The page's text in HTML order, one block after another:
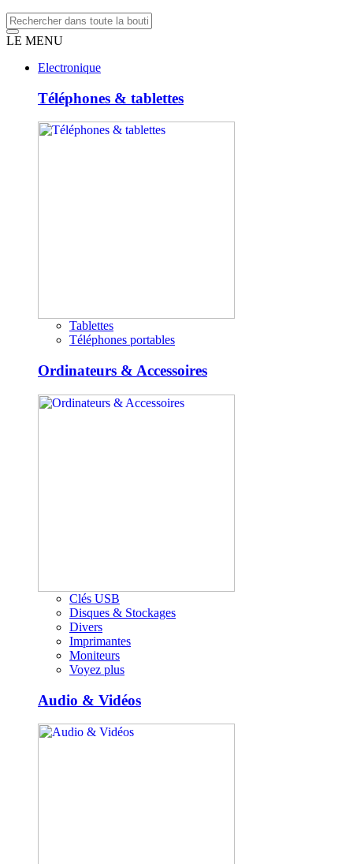
LE MENU
Electronique
Téléphones & tablettes
Tablettes
Téléphones portables
Ordinateurs & Accessoires
Clés USB
Disques & Stockages
Divers
Imprimantes
Moniteurs
Voyez plus
Audio & Vidéos